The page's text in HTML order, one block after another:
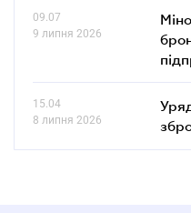
09.07
9 липня 2026
15.04
8 липня 2026